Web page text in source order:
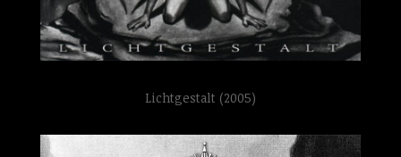
Lichtgestalt (2005)